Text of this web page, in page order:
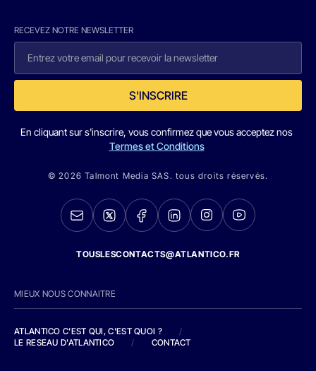
RECEVEZ NOTRE NEWSLETTER
S'INSCRIRE
En cliquant sur s'inscrire, vous confirmez que vous acceptez nos
Termes et Conditions
© 2026 Talmont Media SAS. tous droits réservés.
TOUSLESCONTACTS@ATLANTICO.FR
MIEUX NOUS CONNAITRE
ATLANTICO C'EST QUI, C'EST QUOI ?
/
LE RESEAU D'ATLANTICO
/ CONTACT